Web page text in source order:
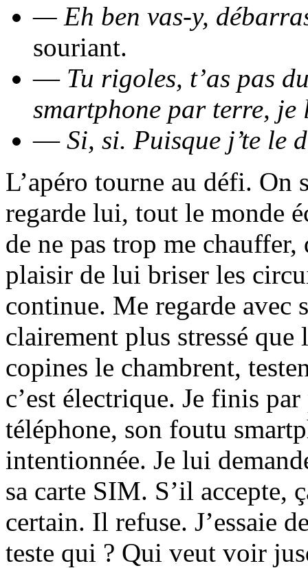
— Eh ben vas-y,
souriant.
— Tu rigoles, t’as pas
smartphone par terre, je
— Si, si. Puisque j’te le
L’apéro tourne au défi. On
regarde lui, tout le monde
de ne pas trop me
plaisir de lui briser les
continue. Me regarde
clairement plus stressé que
copines le chambrent,
c’est électrique. Je finis
téléphone, son foutu
intentionnée. Je lui
sa carte SIM. S’il accepte,
certain. Il refuse. J’essaie
teste qui ? Qui veut voir